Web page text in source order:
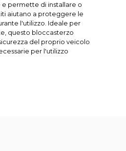
e permette di installare o
aiutano a proteggere le
l'utilizzo. Ideale per
questo bloccasterzo
del proprio veicolo
per l'utilizzo